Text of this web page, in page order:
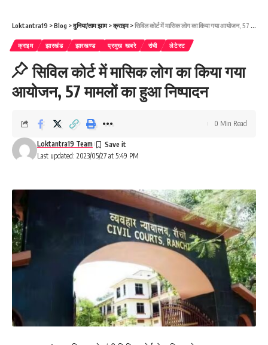
Loktantra19 >Blog >दुनिया/ताम झाम>क्राइम>सिविल कोर्ट में मासिक लोग का किया गया आयोजन, 57 मामलों का हुआ निष्पादन
क्राइम झारखंड झारखण्ड प्रमुख खबरे रांची लेटेस्ट
सिविल कोर्ट में मासिक लोग का किया गया
आयोजन, 57 मामलों का हुआ निष्पादन
Last updated: 2023/05/27 at 5:49 PM
Loktantra19 Team
0 Min Read